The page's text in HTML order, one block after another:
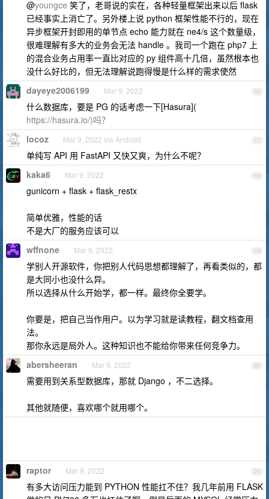
@youngce 笑了，老哥说的实在，各种轻量框架出来以后 flask
已经事实上消亡了。另外楼上说 python 框架性能不行的，现在
异步框架开封即用的单节点 echo 能力就在 ne4/s 这个数量级，
很难理解有多大的业务会无法 handle 。我司一个跑在 php7 上
的混合业务占用率一直比对应的 py 组件高十几倍，虽然根本也
没什么好比的，但无法理解说跑得慢是什么样的需求使然
16
dayeye2006199 Mar 9, 2022
什么数据库，要是 PG 的话考虑一下[Hasura](
https://hasura.io/)吗？
17
locoz Mar 9, 2022 via Android
单纯写 API 用 FastAPI 又快又爽，为什么不呢？
18
kaka6 Mar 9, 2022
gunicorn + flask + flask_restx
简单优雅，性能的话
不是大厂的服务应该可以
19
wffnone Mar 9, 2022
学别人开源软件，你把别人代码思想都理解了，再看类似的，都
是大同小也没什么异。
所以选择从什么开始学，都一样。最终你全要学。
你要是，把自己当作用户。以为学习就是读教程，翻文档查用
法。
那你永远是局外人。这种知识也不能给你带来任何竞争力。
20
abersheeran Mar 9, 2022
需要用到关系型数据库，那就 Django ，不二选择。
其他就随便，喜欢哪个就用哪个。
21
raptor Mar 9, 2022
有多大访问压力能到 PYTHON 性能扛不住？我几年前用 FLASK